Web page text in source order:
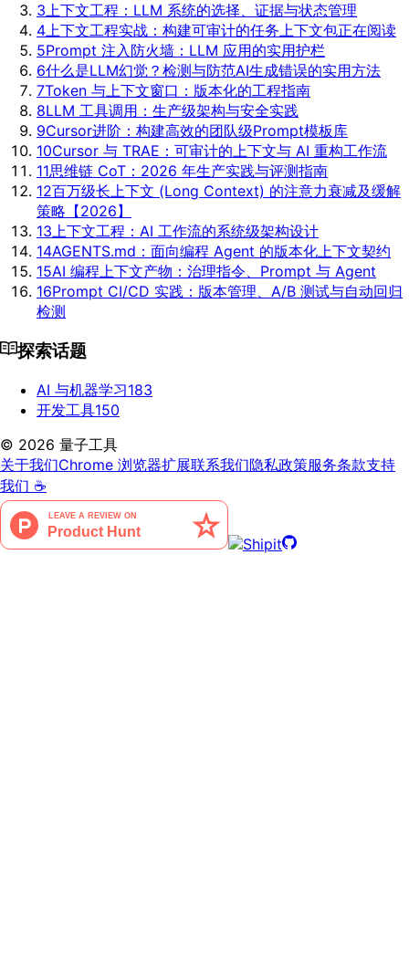
3上下文工程：LLM 系统的选择、证据与状态管理
4上下文工程实战：构建可审计的任务上下文包正在阅读
5Prompt 注入防火墙：LLM 应用的实用护栏
6什么是LLM幻觉？检测与防范AI生成错误的实用方法
7Token 与上下文窗口：版本化的工程指南
8LLM 工具调用：生产级架构与安全实践
9Cursor进阶：构建高效的团队级Prompt模板库
10Cursor 与 TRAE：可审计的上下文与 AI 重构工作流
11思维链 CoT：2026 年生产实践与评测指南
12百万级长上下文 (Long Context) 的注意力衰减及缓解
策略【2026】
13上下文工程：AI 工作流的系统级架构设计
14AGENTS.md：面向编程 Agent 的版本化上下文契约
15AI 编程上下文产物：治理指令、Prompt 与 Agent
16Prompt CI/CD 实践：版本管理、A/B 测试与自动回归
检测
探索话题
AI 与机器学习183
开发工具150
© 2026 量子工具
关于我们Chrome 浏览器扩展联系我们隐私政策服务条款支持
我们 ☕